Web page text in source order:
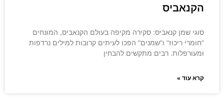
הקנאביס
סוגי שמן קנאביס: סקירה מקיפה בעולם הקנאביס, המונחים
"חומרי ריכוז" ו"שמנים" הפכו לעיתים קרובות למילים נרדפות
ומעורפלות. רבים מתקשים להבחין
קרא עוד »